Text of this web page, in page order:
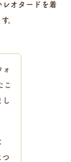
オタードを着
。
こ
し
つ